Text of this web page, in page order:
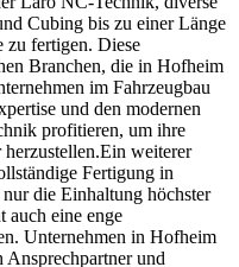
Cubing bis zu einer Länge
zu fertigen. Diese
Branchen, die in Hofheim
im Fahrzeugbau
und den modernen
profitieren, um ihre
weiterer
Fertigung in
die Einhaltung höchster
auch eine enge
Unternehmen in Hofheim
Ansprechpartner und